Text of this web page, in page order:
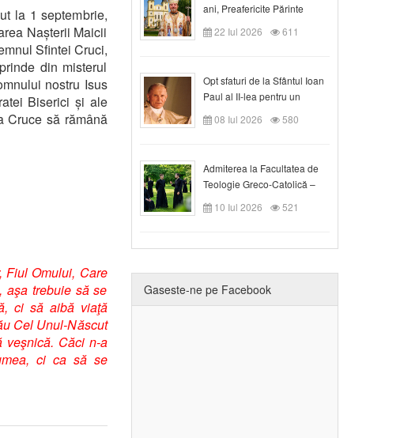
la 1 septembrie,
Nașterii Maicii
Sfintei Cruci,
din misterul
nostru Isus
Biserici și ale
Cruce să rămână
Fiul Omului, Care
aşa trebuie să se
ci să aibă viaţă
Cel Unul-Născut
Căci n-a
ci ca să se
ani, Preafericite Părinte
Claudiu!
22 Iul 2026 611
Opt sfaturi de la Sfântul Ioan
Paul al II-lea pentru un
creștin
08 Iul 2026 580
Admiterea la Facultatea de
Teologie Greco-Catolică –
Departamentul Blaj în anul
universitar 2026/2027
10 Iul 2026 521
Gaseste-ne pe Facebook